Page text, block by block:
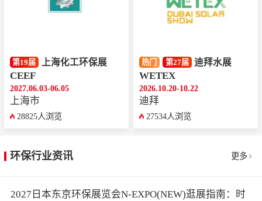
第19届 上海化工环保展
CEEF
2027.06.03-06.05
上海市
28825人浏览
热门 第27届 迪拜水展
WETEX
2026.10.20-10.22
迪拜
27534人浏览
环保行业资讯 更多
2027日本东京环保展览会N-EXPO(NEW)逛展指南：时